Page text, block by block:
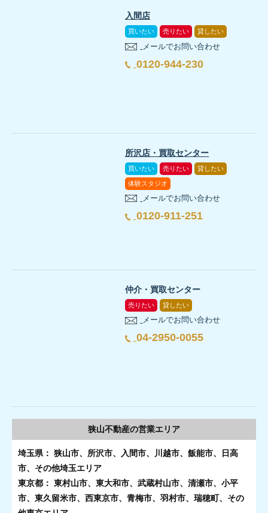
入間店
買いたい 売りたい 貸したい
メールでお問い合わせ
0120-944-230
所沢店・買取センター
買いたい 売りたい 貸したい
体験スタジオ
メールでお問い合わせ
0120-911-251
仲介・買取センター
売りたい 貸したい
メールでお問い合わせ
04-2950-0055
狭山不動産の営業エリア
埼玉県： 狭山市、所沢市、入間市、川越市、飯能市、日高
市、その他埼玉エリア
東京都： 東村山市、東大和市、武蔵村山市、清瀬市、小平
市、東久留米市、西東京市、青梅市、羽村市、瑞穂町、その